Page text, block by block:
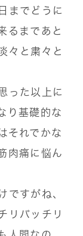
までどうに
るまであと
々と粛々と
った以上に
り基礎的な
それでかな
肉痛に悩ん
ですがね、
リバッチリ